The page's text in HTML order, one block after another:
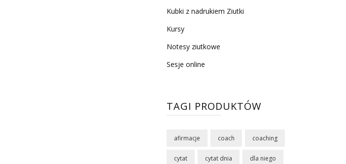
Kubki z nadrukiem Ziutki
Kursy
Notesy ziutkowe
Sesje online
TAGI PRODUKTÓW
afirmacje coach coaching
cytat cytat dnia dla niego